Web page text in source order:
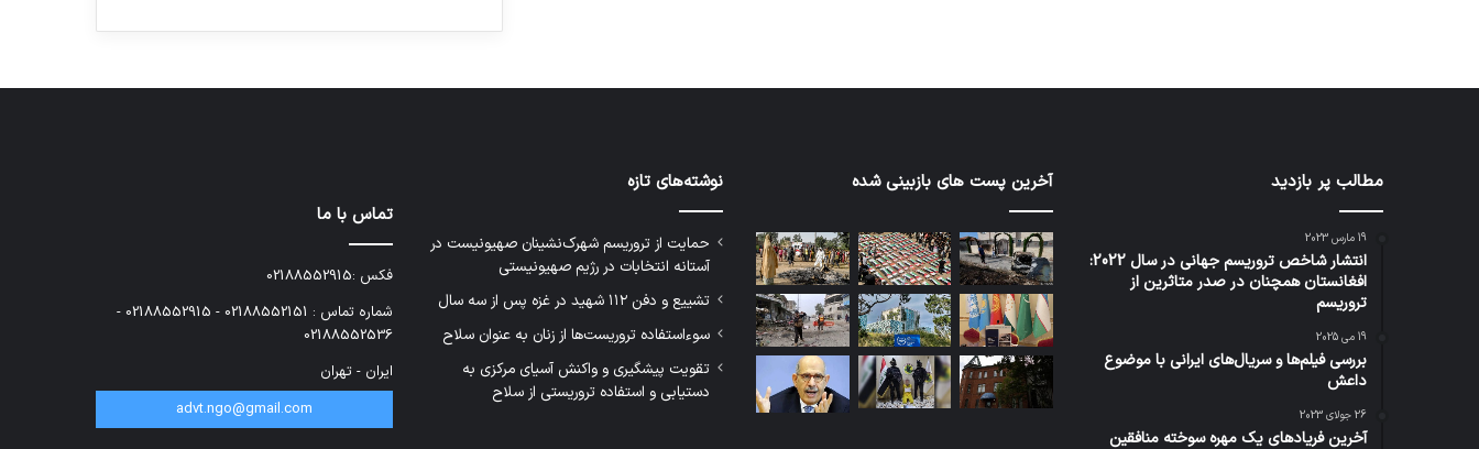
مطالب پر بازدید
19 مارس 2023
انتشار شاخص تروریسم جهانی در سال 2022:
افغانستان همچنان در صدر متاثرین از
تروریسم
19 می 2025
بررسی فیلم‌ها و سریال‌های ایرانی با موضوع
داعش
26 جولای 2023
آخرین فریادهای یک مهره سوخته منافقین
آخرین پست های بازبینی شده نوشته‌های تازه
حمایت از تروریسم شهرک‌نشینان صهیونیست در
آستانه انتخابات در رژیم صهیونیستی
تشییع و دفن ۱۱۲ شهید در غزه پس از سه سال
سوءاستفاده تروریست‌ها از زنان به عنوان سلاح
تقویت پیشگیری و واکنش آسیای مرکزی به
دستیابی و استفاده تروریستی از سلاح
تماس با ما
فکس :02188552915
شماره تماس : 02188552151 - 02188552915 -
02188552536
ایران - تهران
advt.ngo@gmail.com